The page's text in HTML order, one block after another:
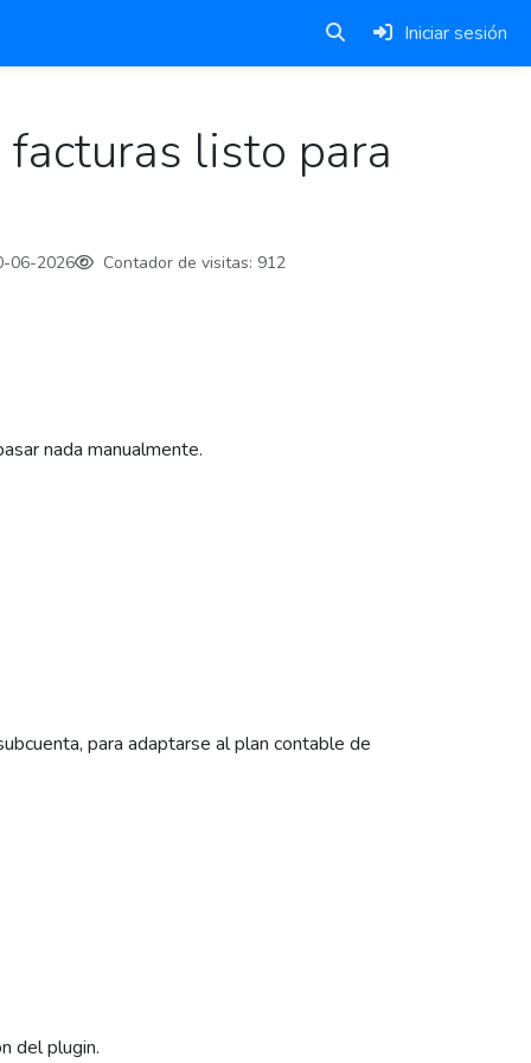
Iniciar sesión
listo para
06-2026 Contador de visitas: 912
nada manualmente.
para adaptarse al plan contable de
del plugin.